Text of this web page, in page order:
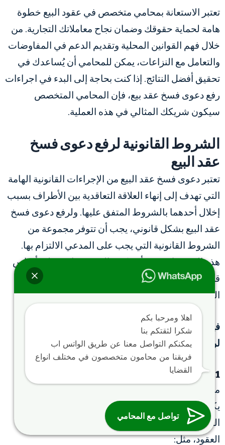
تعتبر الاستعانة بمحامي متخصص في عقود البيع خطوة
هامة لحماية حقوقك وضمان نجاح معاملاتك التجارية. من
خلال فهم القوانين المحلية وتقديم الدعم في المفاوضات
والتعامل مع النزاعات، يمكن للمحامي أن يُساعدك في
تحقيق أفضل النتائج. إذا كنت بحاجة إلى البدء في اجراءات
رفع دعوى فسخ عقد بيع، فإن المحامي المتخصص
سيكون شريكك المثالي في هذه العملية.
الشروط القانونية لرفع دعوى فسخ
عقد البيع
تعتبر دعوى فسخ عقد البيع من الإجراءات القانونية الهامة
التي تهدف إلى إنهاء العلاقة التعاقدية بين الأطراف بسبب
إخلال أحدهما بالشروط المتفق عليها. ولرفع دعوى فسخ
عقد البيع بشكل قانوني، يجب أن تتوفر مجموعة من
الشروط القانونية التي يجب على المدعي الالتزام بها.
هذه الشروط تضمن أن تكون الدعوى قائمة على أساس
قانوني قوي، مما يسهل على المحكمة اتخاذ القرار
المناسب.
فيما يلي الشروط القانونية الأساسية التي يجب توافرها
لرفع دعوى فسخ عقد البيع:
1. وجود عقد بيع صحيح:
من الشروط الأساسية لرفع دعوى فسخ عقد البيع أن
يكون هناك عقد بيع صحيح بين الأطراف. يجب أن يكون
العقد مستوفياً لجميع العناصر الأساسية التي تتطلبها
العقود، مثل:
تواصل مع المحامي
اهلا ومرحبا بكم
شكرا لثقتكم بنا
يمكنكم التواصل معنا عن طريق الواتس اب
فريقنا من محامون متخصصون في مختلف انواع
القضايا